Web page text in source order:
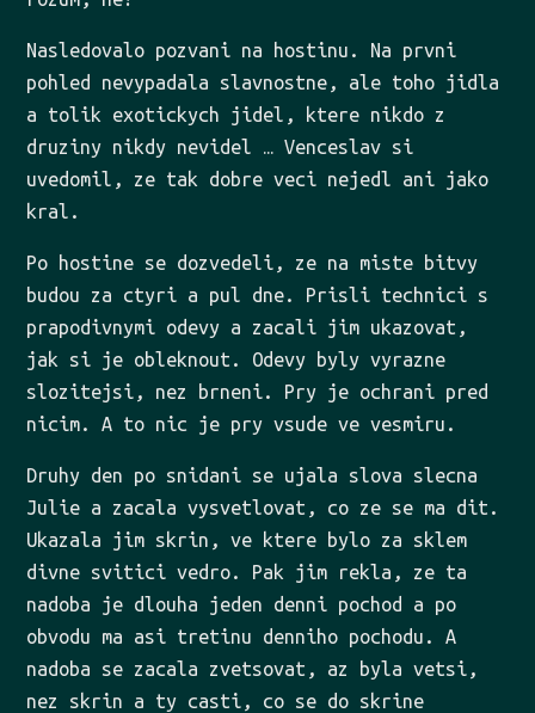
Nasledovalo pozvani na hostinu. Na prvni
pohled nevypadala slavnostne, ale toho jidla
a tolik exotickych jidel, ktere nikdo z
druziny nikdy nevidel … Venceslav si
uvedomil, ze tak dobre veci nejedl ani jako
kral.
Po hostine se dozvedeli, ze na miste bitvy
budou za ctyri a pul dne. Prisli technici s
prapodivnymi odevy a zacali jim ukazovat,
jak si je obleknout. Odevy byly vyrazne
slozitejsi, nez brneni. Pry je ochrani pred
nicim. A to nic je pry vsude ve vesmiru.
Druhy den po snidani se ujala slova slecna
Julie a zacala vysvetlovat, co ze se ma dit.
Ukazala jim skrin, ve ktere bylo za sklem
divne svitici vedro. Pak jim rekla, ze ta
nadoba je dlouha jeden denni pochod a po
obvodu ma asi tretinu denniho pochodu. A
nadoba se zacala zvetsovat, az byla vetsi,
nez skrin a ty casti, co se do skrine